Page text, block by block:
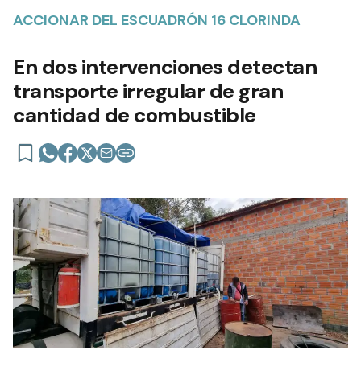
ACCIONAR DEL ESCUADRÓN 16 CLORINDA
En dos intervenciones detectan
transporte irregular de gran
cantidad de combustible